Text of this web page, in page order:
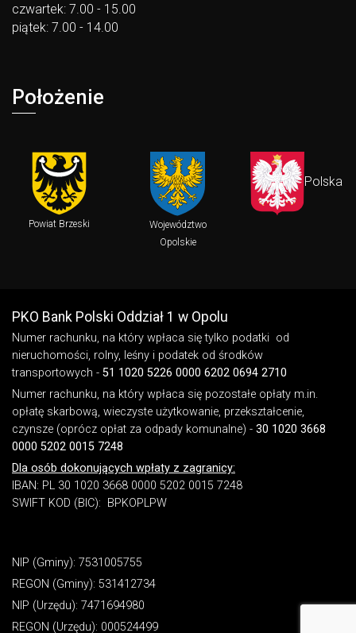
czwartek: 7.00 - 15.00
piątek: 7.00 - 14.00
Położenie
Powiat Brzeski
Województwo
Opolskie
Polska
PKO Bank Polski Oddział 1 w Opolu
Numer rachunku, na który wpłaca się tylko podatki od
nieruchomości, rolny, leśny i podatek od środków
transportowych - 51 1020 5226 0000 6202 0694 2710
Numer rachunku, na który wpłaca się pozostałe opłaty m.in.
opłatę skarbową, wieczyste użytkowanie, przekształcenie,
czynsze (oprócz opłat za odpady komunalne) - 30 1020 3668
0000 5202 0015 7248
Dla osób dokonujących wpłaty z zagranicy:
IBAN: PL 30 1020 3668 0000 5202 0015 7248
SWIFT KOD (BIC): BPKOPLPW
NIP (Gminy): 7531005755
REGON (Gminy): 531412734
NIP (Urzędu): 7471694980
REGON (Urzędu): 000524499